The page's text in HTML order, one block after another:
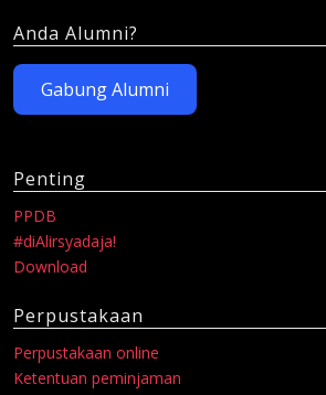
Anda Alumni?
Gabung Alumni
Penting
PPDB
#diAlirsyadaja!
Download
Perpustakaan
Perpustakaan online
Ketentuan peminjaman